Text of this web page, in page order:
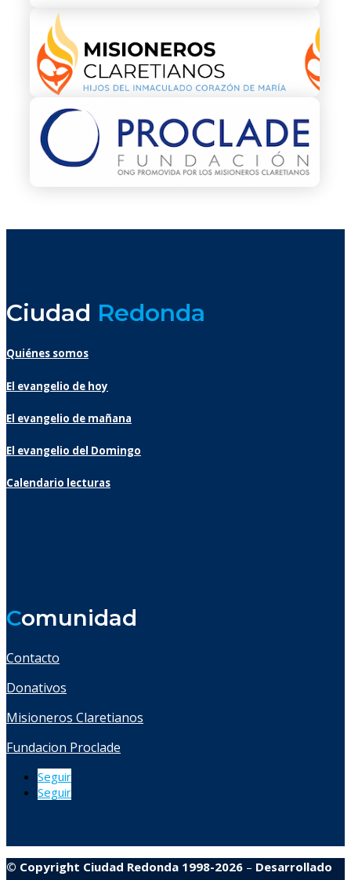
Ciudad Redonda
Quiénes somos
El evangelio de hoy
El evangelio de mañana
El evangelio del Domingo
Calendario lecturas
Comunidad
Contacto
Donativos
Misioneros Claretianos
Fundacion Proclade
Seguir
Seguir
© Copyright Ciudad Redonda 1998-2026 – Desarrollado